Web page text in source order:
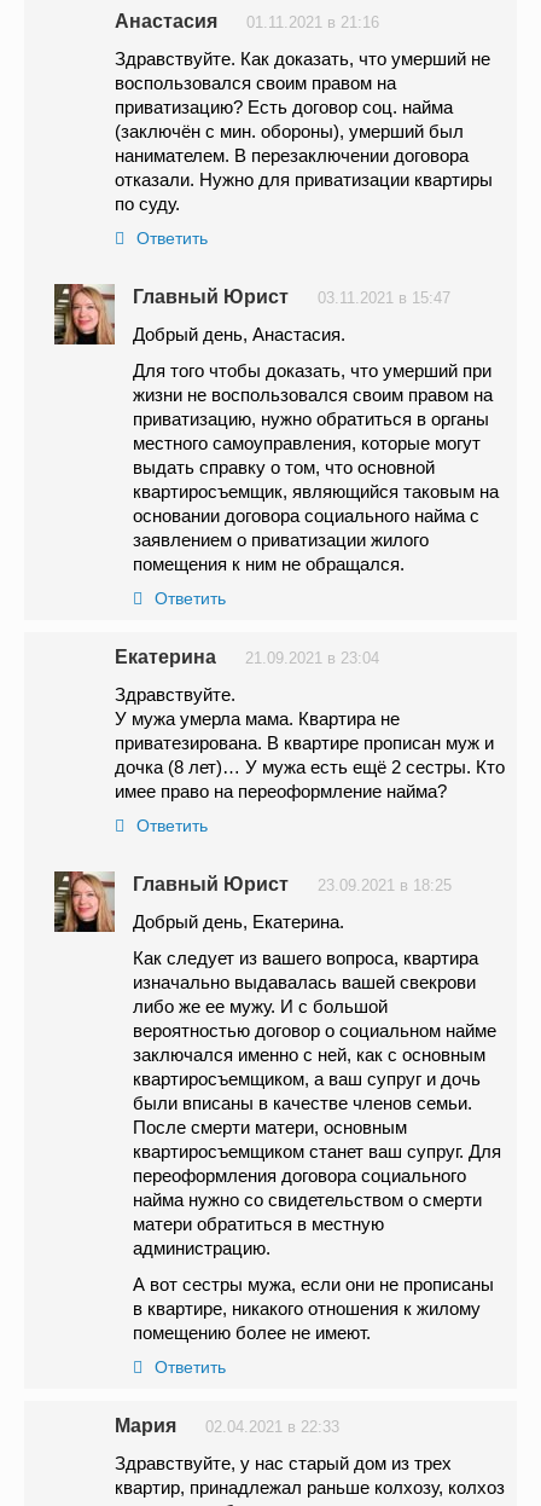
Анастасия 01.11.2021 в 21:16
Здравствуйте. Как доказать, что умерший не
воспользовался своим правом на
приватизацию? Есть договор соц. найма
(заключён с мин. обороны), умерший был
нанимателем. В перезаключении договора
отказали. Нужно для приватизации квартиры
по суду.
Ответить
Главный Юрист 03.11.2021 в 15:47
Добрый день, Анастасия.
Для того чтобы доказать, что умерший при
жизни не воспользовался своим правом на
приватизацию, нужно обратиться в органы
местного самоуправления, которые могут
выдать справку о том, что основной
квартиросъемщик, являющийся таковым на
основании договора социального найма с
заявлением о приватизации жилого
помещения к ним не обращался.
Ответить
Екатерина 21.09.2021 в 23:04
Здравствуйте.
У мужа умерла мама. Квартира не
приватезирована. В квартире прописан муж и
дочка (8 лет)… У мужа есть ещё 2 сестры. Кто
имее право на переоформление найма?
Ответить
Главный Юрист 23.09.2021 в 18:25
Добрый день, Екатерина.
Как следует из вашего вопроса, квартира
изначально выдавалась вашей свекрови
либо же ее мужу. И с большой
вероятностью договор о социальном найме
заключался именно с ней, как с основным
квартиросъемщиком, а ваш супруг и дочь
были вписаны в качестве членов семьи.
После смерти матери, основным
квартиросъемщиком станет ваш супруг. Для
переоформления договора социального
найма нужно со свидетельством о смерти
матери обратиться в местную
администрацию.
А вот сестры мужа, если они не прописаны
в квартире, никакого отношения к жилому
помещению более не имеют.
Ответить
Мария 02.04.2021 в 22:33
Здравствуйте, у нас старый дом из трех
квартир, принадлежал раньше колхозу, колхоз